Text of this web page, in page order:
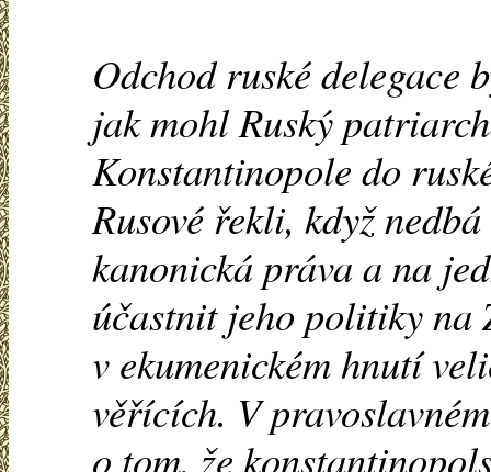
Odchod ruské delegace
jak mohl Ruský
Konstantinopole do
Rusové řekli, když
kanonická práva a na
účastnit jeho politiky na
v ekumenickém hnutí
věřících. V
o tom, že